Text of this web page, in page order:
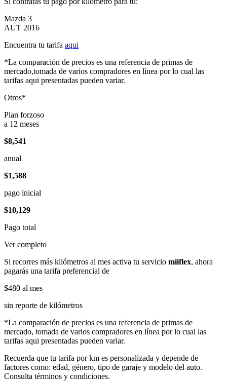
Mazda 3
AUT 2016
Encuentra tu tarifa aqui
*La comparación de precios es una referencia de primas de
mercado,tomada de varios compradores en línea por lo cual las
tarifas aqui presentadas pueden variar.
Otros*
Plan forzoso
a 12 meses
$8,541
anual
$1,588
pago inicial
$10,129
Pago total
Ver completo
Si recorres más kilómetros al mes activa tu servicio miiflex, ahora
pagarás una tarifa preferencial de
$480 al mes
sin reporte de kilómetros
*La comparación de precios es una referencia de primas de
mercado, tomada de varios compradores en línea por lo cual las
tarifas aqui presentadas pueden variar.
Recuerda que tu tarifa por km es personalizada y depende de
factores como: edad, género, tipo de garaje y modelo del auto.
Consulta términos y condiciones.